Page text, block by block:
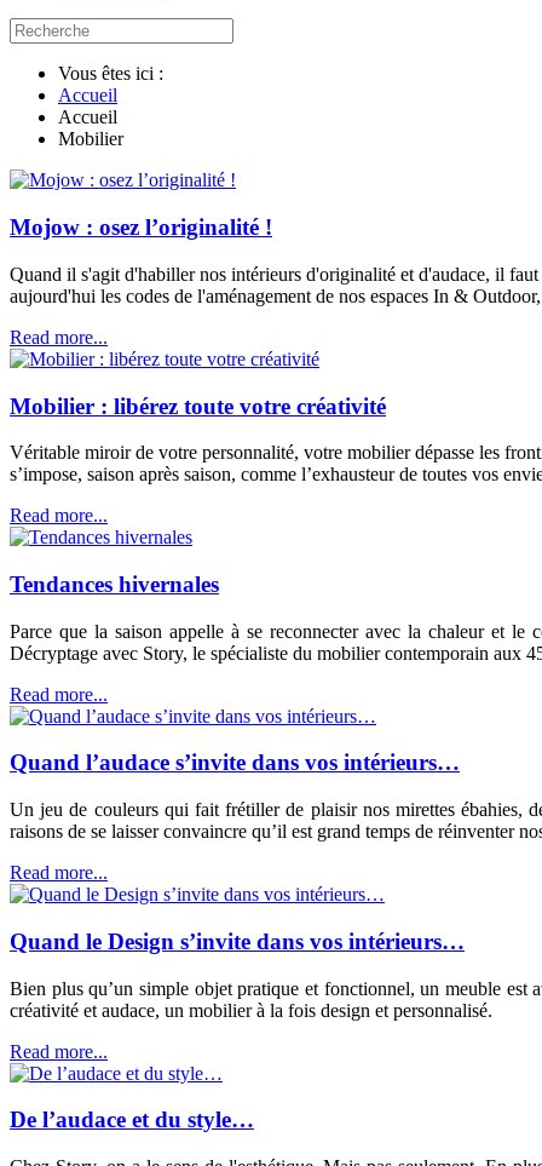
Vous êtes ici :
Accueil
Accueil
Mobilier
Mojow : osez l’originalité !
Quand il s'agit d'habiller nos intérieurs d'originalité et d'audace, il
aujourd'hui les codes de l'aménagement de nos espaces In &
Read more...
Mobilier : libérez toute votre créativité
Véritable miroir de votre personnalité, votre mobilier dépasse les
s’impose, saison après saison, comme l’exhausteur de toutes vos
Read more...
Tendances hivernales
Parce que la saison appelle à se reconnecter avec la chaleur et le
Décryptage avec Story, le spécialiste du mobilier contemporain aux
Read more...
Quand l’audace s’invite dans vos intérieurs…
Un jeu de couleurs qui fait frétiller de plaisir nos mirettes ébahies,
raisons de se laisser convaincre qu’il est grand temps de réinventer
Read more...
Quand le Design s’invite dans vos intérieurs…
Bien plus qu’un simple objet pratique et fonctionnel, un meuble
créativité et audace, un mobilier à la fois design et personnalisé.
Read more...
De l’audace et du style…